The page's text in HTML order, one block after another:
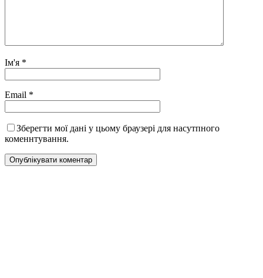
Ім'я *
Email *
Зберегти мої дані у цьому браузері для насутпного
коменнтування.